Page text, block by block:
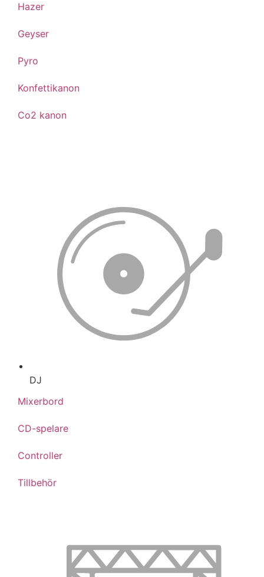
Hazer
Geyser
Pyro
Konfettikanon
Co2 kanon
DJ
Mixerbord
CD-spelare
Controller
Tillbehör